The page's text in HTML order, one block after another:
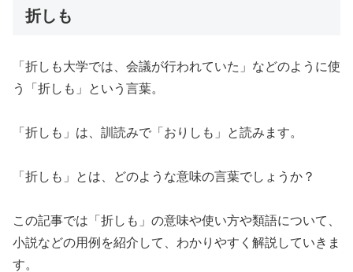
折しも
「折しも大学では、会議が行われていた」などのように使
う「折しも」という言葉。
「折しも」は、訓読みで「おりしも」と読みます。
「折しも」とは、どのような意味の言葉でしょうか？
この記事では「折しも」の意味や使い方や類語について、
小説などの用例を紹介して、わかりやすく解説していきま
す。